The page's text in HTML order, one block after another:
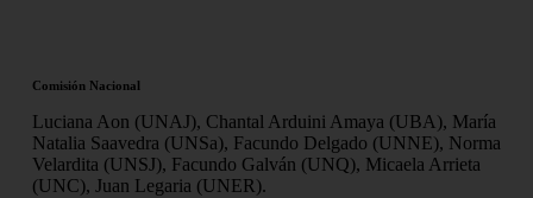
Comisión Nacional
Luciana Aon (UNAJ), Chantal Arduini Amaya (UBA), María
Natalia Saavedra (UNSa), Facundo Delgado (UNNE), Norma
Velardita (UNSJ), Facundo Galván (UNQ), Micaela Arrieta
(UNC), Juan Legaria (UNER).